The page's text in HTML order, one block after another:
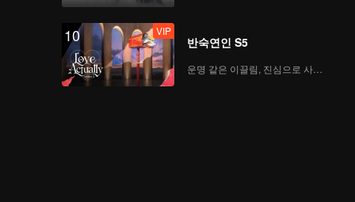
10 VIP
반숙연인 S5
운명 같은 이끌림, 진심으로 사랑하다